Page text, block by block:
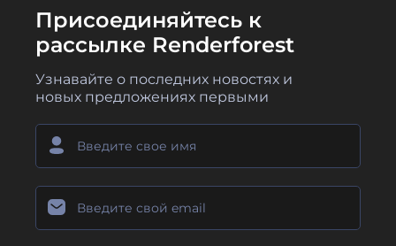
Присоединяйтесь к
рассылке Renderforest
Узнавайте о последних новостях и
новых предложениях первыми